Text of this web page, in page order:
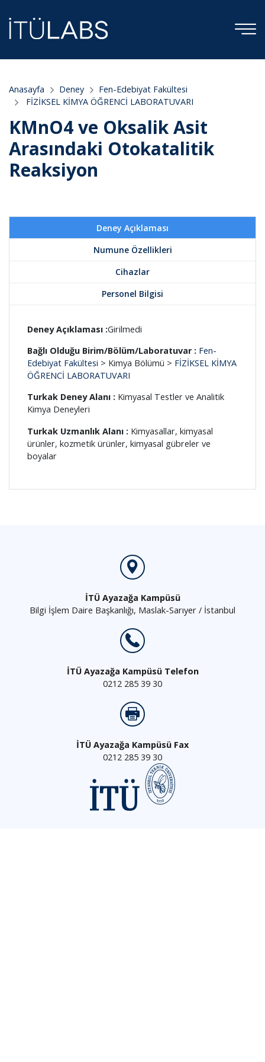
Anasayfa Deney
Fen-Edebiyat Fakültesi
FİZİKSEL KİMYA ÖĞRENCİ LABORATUVARI
KMnO4 ve Oksalik Asit
Arasındaki Otokatalitik
Reaksiyon
Deney Açıklaması
Numune Özellikleri
Cihazlar
Personel Bilgisi
Deney Açıklaması :Girilmedi
Bağlı Olduğu Birim/Bölüm/Laboratuvar : Fen-
Edebiyat Fakültesi > Kimya Bölümü > FİZİKSEL KİMYA
ÖĞRENCİ LABORATUVARI
Turkak Deney Alanı : Kimyasal Testler ve Analitik
Kimya Deneyleri
Turkak Uzmanlık Alanı : Kimyasallar, kimyasal
ürünler, kozmetik ürünler, kimyasal gübreler ve
boyalar
İTÜ Ayazağa Kampüsü
Bilgi İşlem Daire Başkanlığı, Maslak-Sarıyer / İstanbul
İTÜ Ayazağa Kampüsü Telefon
0212 285 39 30
İTÜ Ayazağa Kampüsü Fax
0212 285 39 30